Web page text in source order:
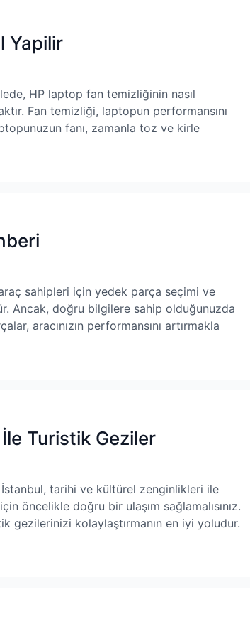
Yapilir
HP laptop fan temizliğinin nasıl
Fan temizliği, laptopun performansını
fanı, zamanla toz ve kirle
sahipleri için yedek parça seçimi ve
Ancak, doğru bilgilere sahip olduğunuzda
aracınızın performansını artırmakla
Turistik Geziler
tarihi ve kültürel zenginlikleri ile
öncelikle doğru bir ulaşım sağlamalısınız.
gezilerinizi kolaylaştırmanın en iyi yoludur.